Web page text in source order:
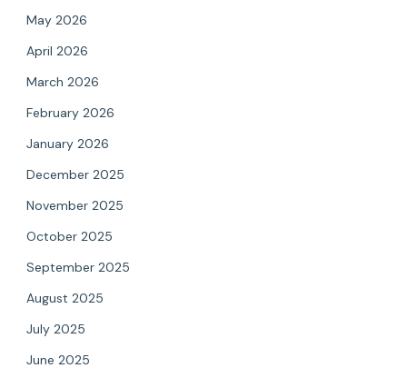
May 2026
April 2026
March 2026
February 2026
January 2026
December 2025
November 2025
October 2025
September 2025
August 2025
July 2025
June 2025